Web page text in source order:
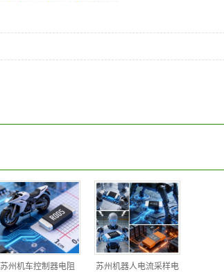
苏州机车控制器电阻 苏州机器人电流采样电